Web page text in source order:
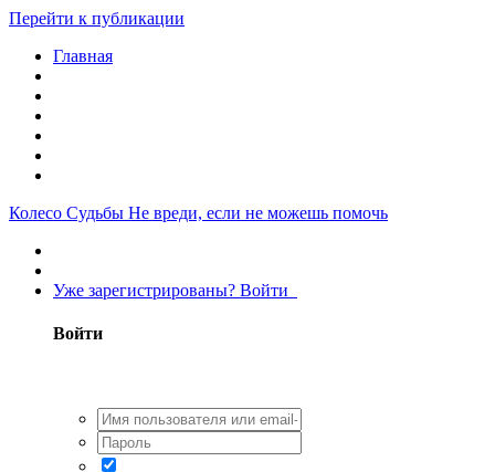
Перейти к публикации
Главная
Колесо Судьбы Не вреди, если не можешь помочь
Уже зарегистрированы? Войти
Войти